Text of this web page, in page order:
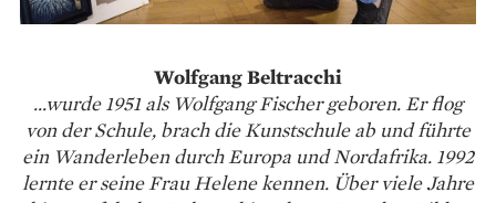
Wolfgang Beltracchi
…wurde 1951 als Wolfgang Fischer geboren. Er flog
von der Schule, brach die Kunstschule ab und führte
ein Wanderleben durch Europa und Nordafrika. 1992
lernte er seine Frau Helene kennen. Über viele Jahre